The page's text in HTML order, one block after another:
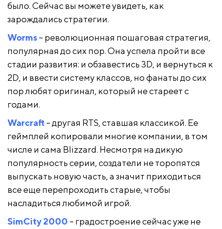
было. Сейчас вы можете увидеть, как
зарождались стратегии.
Worms– революционная пошаговая стратегия,
популярная до сих пор. Она успела пройти все
стадии развития: и обзавестись 3D, и вернуться к
2D, и ввести систему классов, но фанаты до сих
пор любят оригинал, который не стареет с
годами.
Warcraft – другая RTS, ставшая классикой. Ее
геймплей копировали многие компании, в том
числе и сама Blizzard. Несмотря на дикую
популярность серии, создатели не торопятся
выпускать новую часть, а значит приходиться
все еще перепроходить старые, чтобы
насладиться любимой игрой.
SimCity 2000 – градостроение сейчас уже не